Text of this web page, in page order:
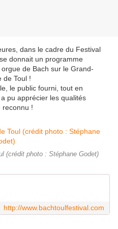
dans le cadre du Festival
donnait un programme
de Bach sur le Grand-
de Toul !
le public fourni, tout en
pu apprécier les qualités
reconnu !
(crédit photo : Stéphane Godet)
http://www.bachtoulfestival.com